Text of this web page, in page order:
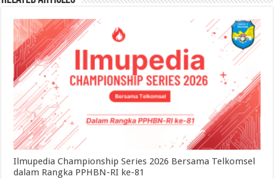
Ilmupedia Championship Series 2026 Bersama Telkomsel
dalam Rangka PPHBN-RI ke-81